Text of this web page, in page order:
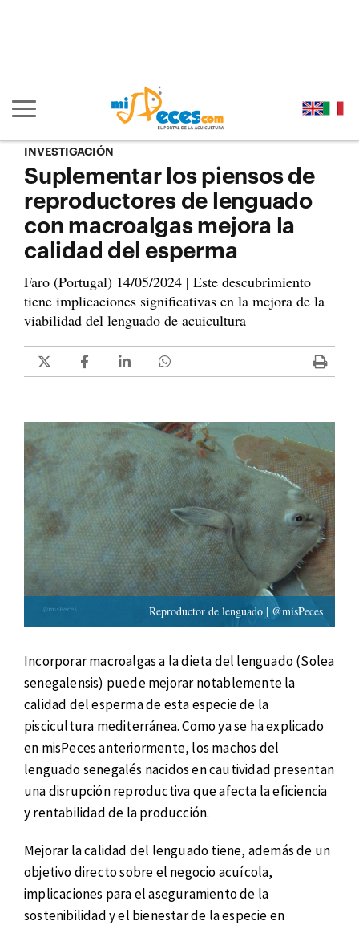
Mostrar/ocultar navegación principal
INVESTIGACIÓN
Suplementar los piensos de
reproductores de lenguado
con macroalgas mejora la
calidad del esperma
Faro (Portugal) 14/05/2024 | Este descubrimiento
tiene implicaciones significativas en la mejora de la
viabilidad del lenguado de acuicultura
Reproductor de lenguado | @misPeces
Incorporar macroalgas a la dieta del lenguado (Solea
senegalensis) puede mejorar notablemente la
calidad del esperma de esta especie de la
piscicultura mediterránea. Como ya se ha explicado
en misPeces anteriormente, los machos del
lenguado senegalés nacidos en cautividad presentan
una disrupción reproductiva que afecta la eficiencia
y rentabilidad de la producción.
Mejorar la calidad del lenguado tiene, además de un
objetivo directo sobre el negocio acuícola,
implicaciones para el aseguramiento de la
sostenibilidad y el bienestar de la especie en